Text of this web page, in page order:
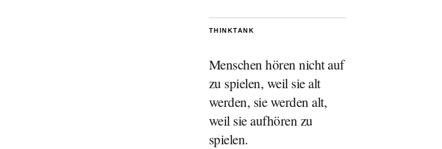
THINKTANK
Menschen hören nicht auf
zu spielen, weil sie alt
werden, sie werden alt,
weil sie aufhören zu
spielen.